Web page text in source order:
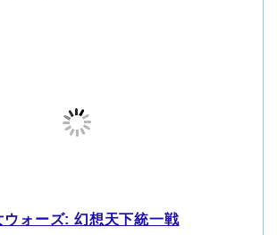
ウォーズ: 幻想天下統一戦